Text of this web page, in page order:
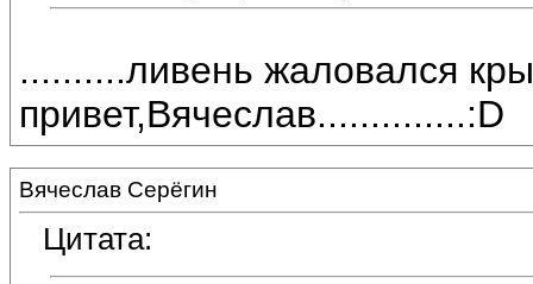
..........ливень жаловался
привет,Вячеслав..............:D
Вячеслав Серёгин
Цитата: